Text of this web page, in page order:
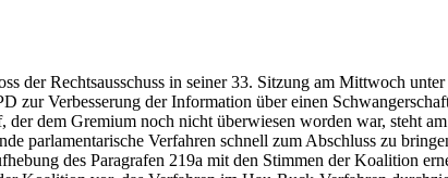
der Rechtsausschuss in seiner 33. Sitzung am Mittwoch
Verbesserung der Information über einen
dem Gremium noch nicht überwiesen worden war, steht
parlamentarische Verfahren schnell zum Abschluss zu
des Paragrafen 219a mit den Stimmen der Koalition